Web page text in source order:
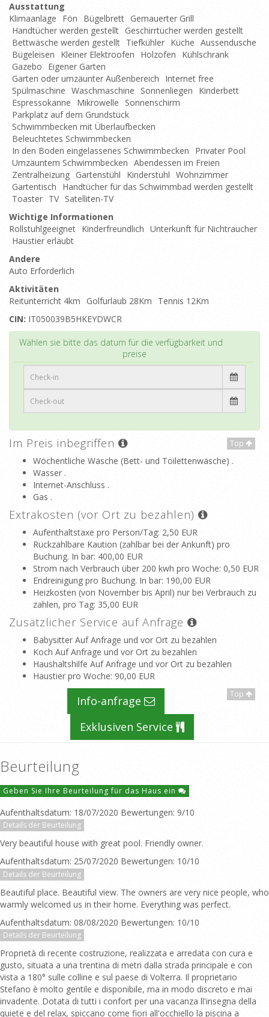
Ausstattung
Klimaanlage
Fön Bügelbrett Gemauerter Grill
Handtücher werden gestellt Geschirrtücher werden gestellt
Bettwäsche werden gestellt Tiefkühler Küche Aussendusche
Bügeleisen
Kleiner Elektroofen Holzofen
Kühlschrank
Gazebo
Eigener Garten
Garten oder umzäunter Außenbereich
Internet free
Spülmaschine Waschmaschine Sonnenliegen
Kinderbett
Espressokanne
Mikrowelle
Sonnenschirm
Parkplatz auf dem Grundstück
Schwimmbecken mit Überlaufbecken
Beleuchtetes Schwimmbecken
In den Boden eingelassenes Schwimmbecken
Privater Pool
Umzäuntem Schwimmbecken Abendessen im Freien
Zentralheizung Gartenstühl Kinderstuhl Wohnzimmer
Gartentisch
Handtücher für das Schwimmbad werden gestellt
Toaster TV Satelliten-TV
Wichtige Informationen
Rollstuhlgeeignet Kinderfreundlich Unterkunft für Nichtraucher
Haustier erlaubt
Andere
Auto Erforderlich
Aktivitäten
Reitunterricht 4km
Golfurlaub 28Km
Tennis 12Km
CIN: IT050039B5HKEYDWCR
Wählen sie bitte das datum für die verfügbarkeit und
preise
Top
Im Preis inbegriffen
Wöchentliche Wäsche (Bett- und Toilettenwäsche) .
Wasser .
Internet-Anschluss .
Gas .
Extrakosten (vor Ort zu bezahlen)
Aufenthaltstaxe pro Person/Tag: 2,50 EUR
Rückzahlbare Kaution (zahlbar bei der Ankunft) pro
Buchung. In bar: 400,00 EUR
Strom nach Verbrauch über 200 kwh pro Woche: 0,50 EUR
Endreinigung pro Buchung. In bar: 190,00 EUR
Heizkosten (von November bis April) nur bei Verbrauch zu
zahlen, pro Tag: 35,00 EUR
Zusätzlicher Service auf Anfrage
Babysitter Auf Anfrage und vor Ort zu bezahlen
Koch Auf Anfrage und vor Ort zu bezahlen
Haushaltshilfe Auf Anfrage und vor Ort zu bezahlen
Haustier pro Woche: 90,00 EUR
Top
Info-anfrage
Exklusiven Service
Beurteilung
Geben Sie Ihre Beurteilung für das Haus ein
Aufenthaltsdatum: 18/07/2020 Bewertungen: 9/10
Details der Beurteilung
Very beautiful house with great pool. Friendly owner.
Aufenthaltsdatum: 25/07/2020 Bewertungen: 10/10
Details der Beurteilung
Beautiful place. Beautiful view. The owners are very nice people, who
warmly welcomed us in their home. Everything was perfect.
Aufenthaltsdatum: 08/08/2020 Bewertungen: 10/10
Details der Beurteilung
Proprietà di recente costruzione, realizzata e arredata con cura e
gusto, situata a una trentina di metri dalla strada principale e con
vista a 180° sulle colline e sul paese di Volterra. Il proprietario
Stefano è molto gentile e disponibile, ma in modo discreto e mai
invadente. Dotata di tutti i confort per una vacanza ll'insegna della
quiete e del relax, spiccano come fiori all'occhiello la piscina a